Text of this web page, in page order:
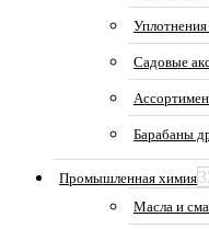
Садовые
Барабаны
Промышленная химия
Масла и